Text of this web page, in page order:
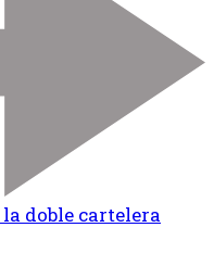
doble cartelera